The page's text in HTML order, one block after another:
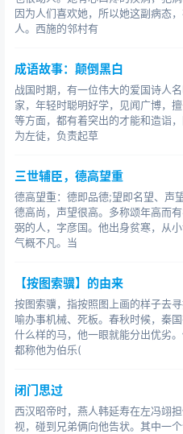
因为人们喜欢她，所以她这副病态
人。西施的邻村有
成语故事：颠倒黑白
战国时期，有一位伟大的爱国诗人
家，年轻时聪明好学，见闻广博，
等方面，都有着突出的才能和造诣
为左徒，负责起草
三世辅臣，德高望重
德高望重：德即品德;望即名望、声
德高尚，声望很高。多称颂年高而
弼的人，字彦国。他出身贫寒，从
气概不凡。当
【按图索骥】的由来
按图索骥，指按照图上画的样子去
喻办事机械、死板。春秋时候，秦
什么样的马，他一眼就能分出优劣
都称他为伯乐(
闭门思过
西汉昭帝时，燕人韩延寿在左冯翊
视，碰到兄弟俩向他告状。其中一